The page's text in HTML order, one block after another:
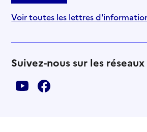
Voir toutes les lettres
Suivez-nous sur les